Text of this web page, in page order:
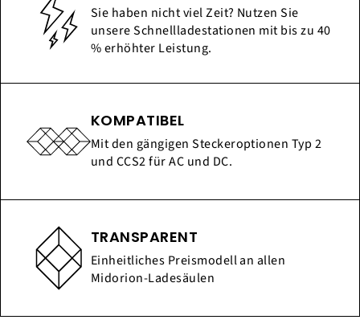
Sie haben nicht viel Zeit? Nutzen Sie
unsere Schnellladestationen mit bis zu 40
% erhöhter Leistung.
KOMPATIBEL
Mit den gängigen Steckeroptionen Typ 2
und CCS2 für AC und DC.
TRANSPARENT
Einheitliches Preismodell an allen
Midorion-Ladesäulen